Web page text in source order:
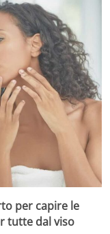
per capire le
tutte dal viso